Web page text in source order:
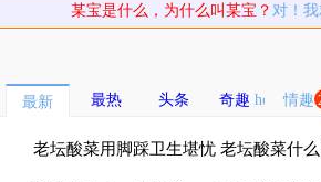
某宝是什么，为什么叫某宝？ 对！
最新 最热 头条 奇趣 情趣
老坛酸菜用脚踩卫生堪忧 老坛酸菜什